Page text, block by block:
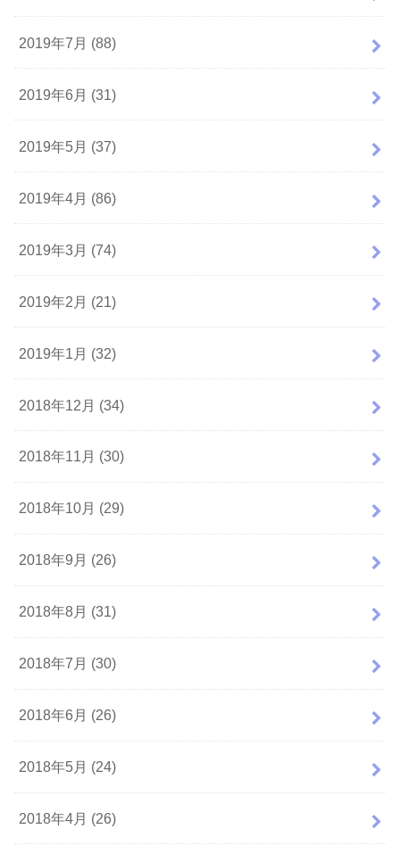
2019年7月 (88)
2019年6月 (31)
2019年5月 (37)
2019年4月 (86)
2019年3月 (74)
2019年2月 (21)
2019年1月 (32)
2018年12月 (34)
2018年11月 (30)
2018年10月 (29)
2018年9月 (26)
2018年8月 (31)
2018年7月 (30)
2018年6月 (26)
2018年5月 (24)
2018年4月 (26)